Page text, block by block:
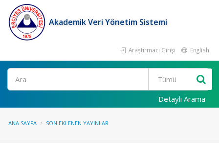
Akademik Veri Yönetim Sistemi
Araştırmacı Girişi English
Ara
Detaylı Arama
ANA SAYFA SON EKLENEN YAYINLAR